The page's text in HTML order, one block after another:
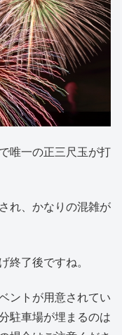
唯一の正三尺玉が打
れ、かなりの混雑が
了後ですね。
ントが用意されてい
駐車場が埋まるのは